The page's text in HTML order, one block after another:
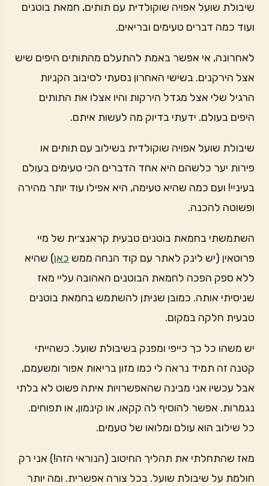
שיבולת שועל אפויה שוקולדית עם תותים, חמאת בוטנים
ועוד כמה דברים טעימים ובריאים.
לאחרונה, אי אפשר באמת להתעלם מהתותים היפים שיש
אצל הירקנים. בשישי האחרון נסעתי לסיבוב הקניות
הרגיל שלי אצל מגדל הירקות והיו אצלו את התותים
היפים בעולם. ידעתי בדיוק מה לעשות איתם.
שיבולת שועל אפויה שוקולדית בשילוב עם תותים או
פירות יער כלשהם היא אחד הדברים הכי טעימים בעולם
בעיניי! ועם כמה שהיא טעימה, היא אפילו עוד יותר מהירה
ופשוטה להכנה.
השתמשתי בחמאת בוטנים טבעית קראנצ׳ית של מיי
פרוטאין (יש לינק לאתר עם קוד הנחה ממש כאן) שהיא
ללא ספק הפכה לחמאת הבוטנים האהובה עליי מאז
שניסיתי אותה. כמובן שניתן להשתמש בחמאת בוטנים
טבעית חלקה במקום.
יש משהו כל כך כייפי ומפנק בשיבולת שועל. כשהייתי
קטנה זה תמיד נראה לי כמו מזון בריאות אפור ומשעמם,
אבל עכשיו אני מבינה שהאפשרויות איתה פשוט לא בלתי
נגמרות. אפשר להוסיף לה קקאו, או קינמון, או תפוחים.
כל שילוב הוא עולם ומלואו של טעמים.
מאז שהתחלתי את תהליך החיטוב (הנוראי הזה!) אני רק
חולמת על שיבולת שועל. בכל צורה אפשרית. ומה יותר